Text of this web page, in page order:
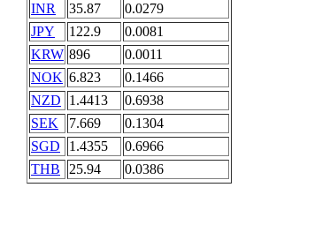
INR
35.87
0.0279
JPY
122.9
0.0081
KRW 896
0.0011
NOK 6.823
0.1466
NZD
1.4413
0.6938
SEK
7.669
0.1304
SGD
1.4355
0.6966
THB
25.94 0.0386